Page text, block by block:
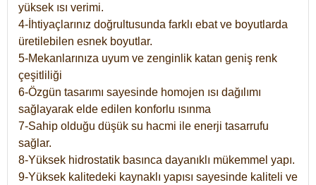
yüksek ısı verimi.
4-İhtiyaçlarınız doğrultusunda farklı ebat ve boyutlarda
üretilebilen esnek boyutlar.
5-Mekanlarınıza uyum ve zenginlik katan geniş renk
çeşitliliği
6-Özgün tasarımı sayesinde homojen ısı dağılımı
sağlayarak elde edilen konforlu ısınma
7-Sahip olduğu düşük su hacmi ile enerji tasarrufu
sağlar.
8-Yüksek hidrostatik basınca dayanıklı mükemmel yapı.
9-Yüksek kalitedeki kaynaklı yapısı sayesinde kaliteli ve